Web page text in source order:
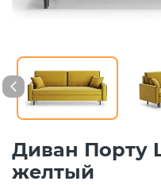
Диван Порту
желтый